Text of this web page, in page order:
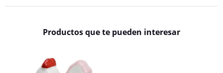
Productos que te pueden interesar